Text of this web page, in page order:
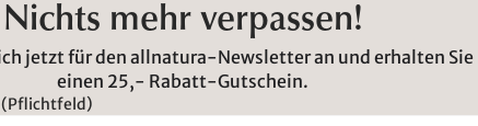
Nichts mehr verpassen!
jetzt für den allnatura-Newsletter an und erhalten Sie
einen 25,- Rabatt-Gutschein.
(Pflichtfeld)